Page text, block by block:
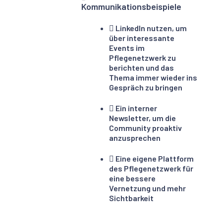
Kommunikationsbeispiele
LinkedIn nutzen, um
über interessante
Events im
Pflegenetzwerk zu
berichten und das
Thema immer wieder ins
Gespräch zu bringen
Ein interner
Newsletter, um die
Community proaktiv
anzusprechen
Eine eigene Plattform
des Pflegenetzwerk für
eine bessere
Vernetzung und mehr
Sichtbarkeit